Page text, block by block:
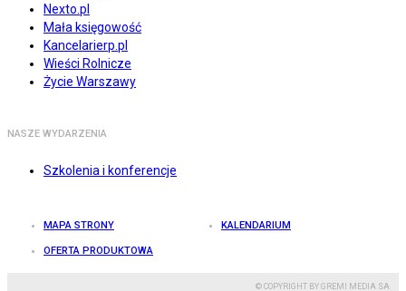
Nexto.pl
Mała księgowość
Kancelarierp.pl
Wieści Rolnicze
Życie Warszawy
NASZE WYDARZENIA
Szkolenia i konferencje
MAPA STRONY KALENDARIUM
OFERTA PRODUKTOWA
© COPYRIGHT BY GREMI MEDIA SA